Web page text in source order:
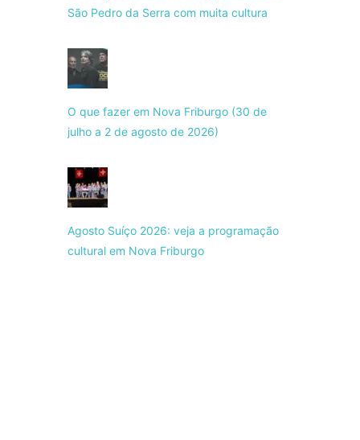
São Pedro da Serra com muita cultura
O que fazer em Nova Friburgo (30 de
julho a 2 de agosto de 2026)
Agosto Suíço 2026: veja a programação
cultural em Nova Friburgo